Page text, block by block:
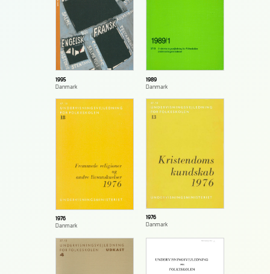
1995
Danmark
1989
Danmark
1976
Danmark
1976
Danmark